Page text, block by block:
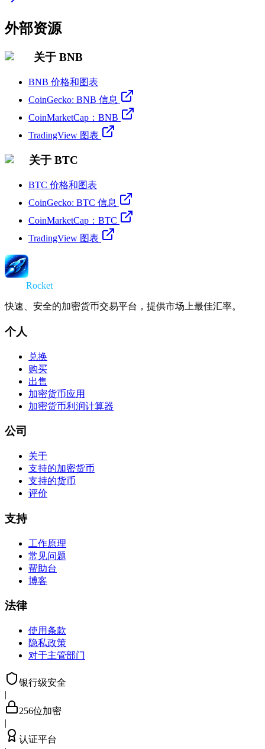
外部资源
关于 BNB
BNB 价格和图表
CoinGecko: BNB 信息
CoinMarketCap：BNB
TradingView 图表
关于 BTC
BTC 价格和图表
CoinGecko: BTC 信息
CoinMarketCap：BTC
TradingView 图表
Rocket
快速、安全的加密货币交易平台，提供市场上最佳汇率。
个人
兑换
购买
出售
加密货币应用
加密货币利润计算器
公司
关于
支持的加密货币
支持的货币
评价
支持
工作原理
常见问题
帮助台
博客
法律
使用条款
隐私政策
对于主管部门
银行级安全
|
256位加密
|
认证平台